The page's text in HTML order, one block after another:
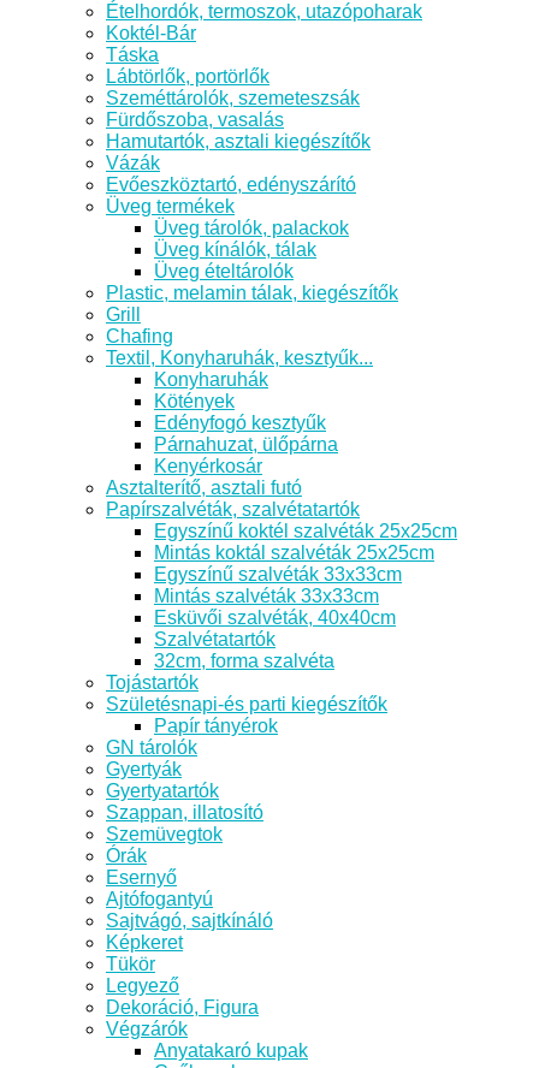
Ételhordók, termoszok, utazópoharak
Koktél-Bár
Táska
Lábtörlők, portörlők
Szeméttárolók, szemeteszsák
Fürdőszoba, vasalás
Hamutartók, asztali kiegészítők
Vázák
Evőeszköztartó, edényszárító
Üveg termékek
Üveg tárolók, palackok
Üveg kínálók, tálak
Üveg ételtárolók
Plastic, melamin tálak, kiegészítők
Grill
Chafing
Textil, Konyharuhák, kesztyűk...
Konyharuhák
Kötények
Edényfogó kesztyűk
Párnahuzat, ülőpárna
Kenyérkosár
Asztalterítő, asztali futó
Papírszalvéták, szalvétatartók
Egyszínű koktél szalvéták 25x25cm
Mintás koktál szalvéták 25x25cm
Egyszínű szalvéták 33x33cm
Mintás szalvéták 33x33cm
Esküvői szalvéták, 40x40cm
Szalvétatartók
32cm, forma szalvéta
Tojástartók
Születésnapi-és parti kiegészítők
Papír tányérok
GN tárolók
Gyertyák
Gyertyatartók
Szappan, illatosító
Szemüvegtok
Órák
Esernyő
Ajtófogantyú
Sajtvágó, sajtkínáló
Képkeret
Tükör
Legyező
Dekoráció, Figura
Végzárók
Anyatakaró kupak